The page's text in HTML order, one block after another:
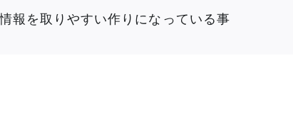
報を取りやすい作りになっている事